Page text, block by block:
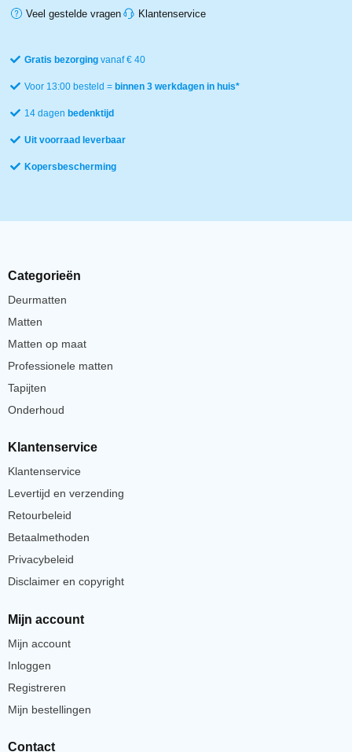
Veel gestelde vragen Klantenservice
Gratis bezorgingvanaf € 40
Voor 13:00 besteld =binnen 3 werkdagen in huis*
14 dagenbedenktijd
Uit voorraad leverbaar
Kopersbescherming
Categorieën
Deurmatten
Matten
Matten op maat
Professionele matten
Tapijten
Onderhoud
Klantenservice
Klantenservice
Levertijd en verzending
Retourbeleid
Betaalmethoden
Privacybeleid
Disclaimer en copyright
Mijn account
Mijn account
Inloggen
Registreren
Mijn bestellingen
Contact